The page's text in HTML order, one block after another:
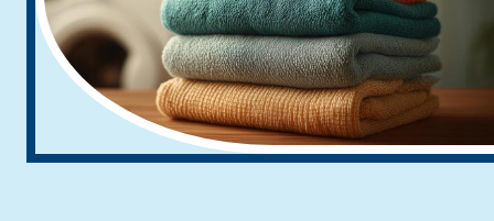
NOTICIAS
ENCUÉNTRANOS
¿Necesitas ayuda?